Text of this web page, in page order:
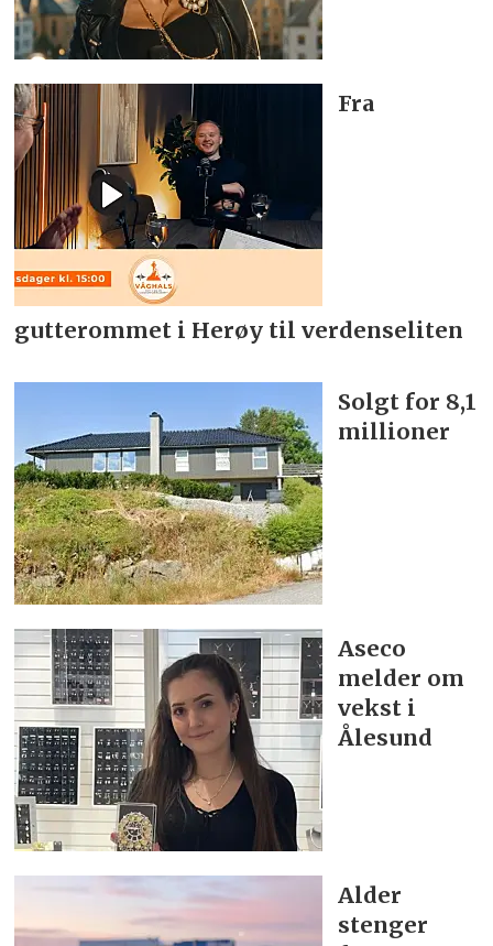
Fra
gutterommet i Herøy til verdenseliten
Solgt for 8,1
millioner
Aseco
melder om
vekst i
Ålesund
Alder
stenger